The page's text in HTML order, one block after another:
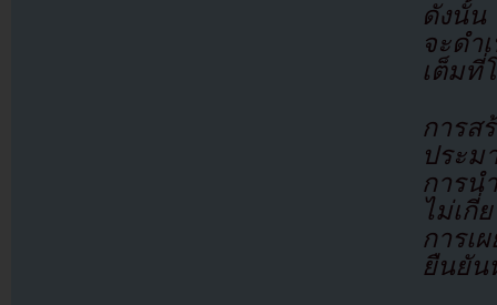
ดังนั้น
จะดำ
เต็มที่
การส
ประม
การน
ไม่เกี่
การเ
ยืนยัน